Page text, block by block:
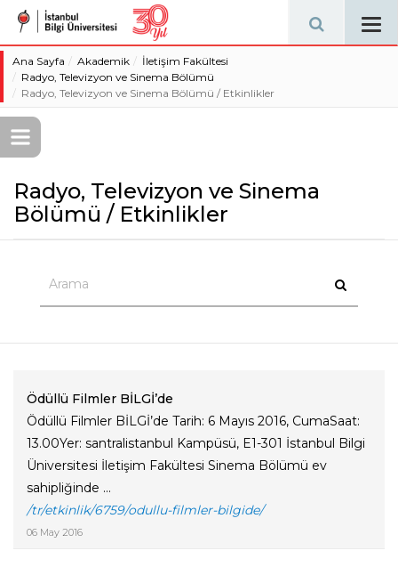
Ana Sayfa Akademik
İletişim Fakültesi
Radyo, Televizyon ve Sinema Bölümü
Radyo, Televizyon ve Sinema Bölümü / Etkinlikler
Radyo, Televizyon ve Sinema
Bölümü / Etkinlikler
Ödüllü Filmler BİLGİ’de
Ödüllü Filmler BİLGİ’de Tarih: 6 Mayıs 2016, CumaSaat:
13.00Yer: santralistanbul Kampüsü, E1-301 İstanbul Bilgi
Üniversitesi İletişim Fakültesi Sinema Bölümü ev
sahipliğinde ...
/tr/etkinlik/6759/odullu-filmler-bilgide/
06 May 2016